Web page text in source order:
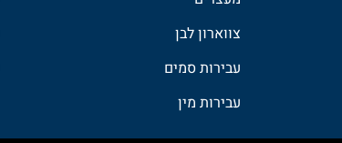
צווארון לבן
עבירות סמים
עבירות מין